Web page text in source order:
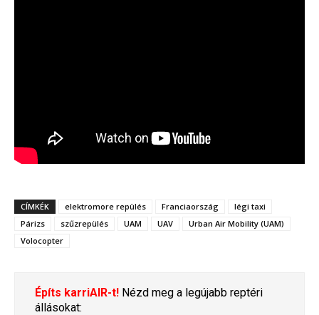
CÍMKÉK elektromore repülés Franciaország
légi taxi
Párizs
szűzrepülés UAM UAV
Urban Air Mobility (UAM)
Volocopter
Építs karriAIR-t! Nézd meg a legújabb reptéri
állásokat: